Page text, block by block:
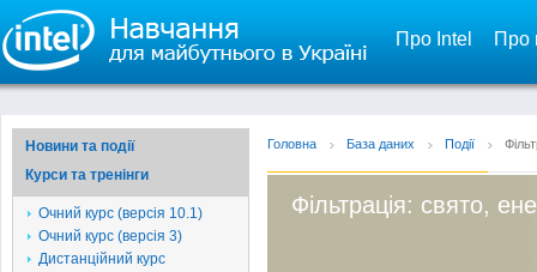
Про Intel Про
Новини та події
Курси та тренінги
Очний курс (версія 10.1)
Очний курс (версія 3)
Дистанційний курс
Головна База даних Події
Фільтрація: свято,